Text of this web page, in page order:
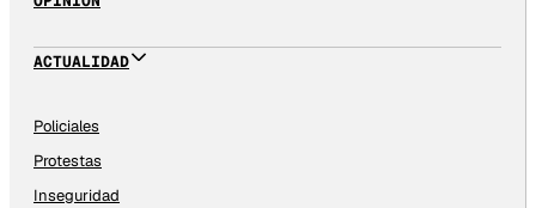
ACTUALIDAD
Policiales
Protestas
Inseguridad